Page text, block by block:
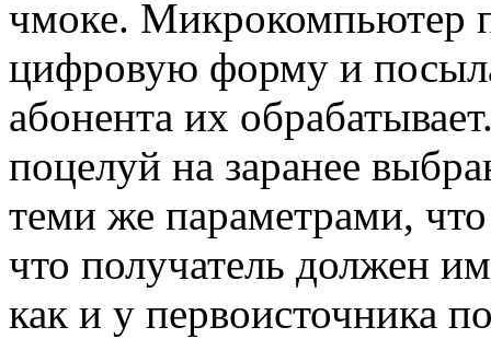
чмоке. Микрокомпьютер
цифровую форму и
абонента их
поцелуй на заранее
теми же параметрами,
что получатель должен
как и у первоисточника